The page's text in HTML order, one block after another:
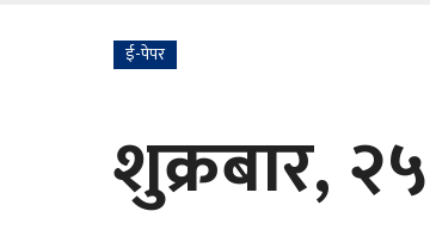
ई-पेपर
शुक्रबार,